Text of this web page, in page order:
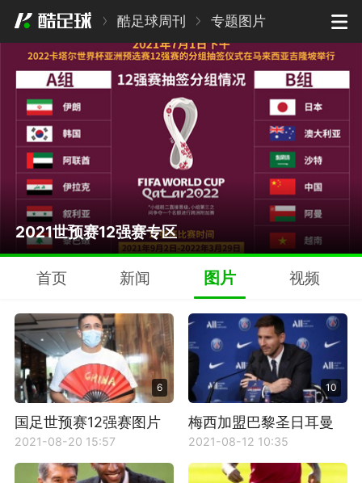
酷足球周刊 专题图片
2021世预赛12强赛专区
2021东京奥运会足球比赛时间表
2021东京奥运会中国女足22人名单
2021中超联赛重启 广州赛区座位75%开
2021世预赛12强赛专区
首页 新闻 图片 视频
6
国足世预赛12强赛图片
2021-08-20 15:57
10
梅西加盟巴黎圣日耳曼
壁纸
2021-08-12 10:35